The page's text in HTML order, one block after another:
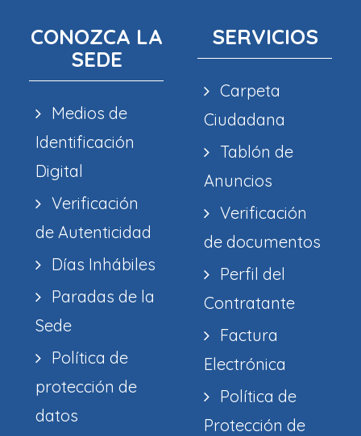
CONOZCA LA
SEDE
Medios de
Identificación
Digital
Verificación
de Autenticidad
Días Inhábiles
Paradas de la
Sede
Política de
protección de
datos
SERVICIOS
Carpeta
Ciudadana
Tablón de
Anuncios
Verificación
de documentos
Perfil del
Contratante
Factura
Electrónica
Política de
Protección de